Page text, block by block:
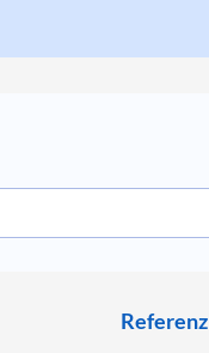
Referenz